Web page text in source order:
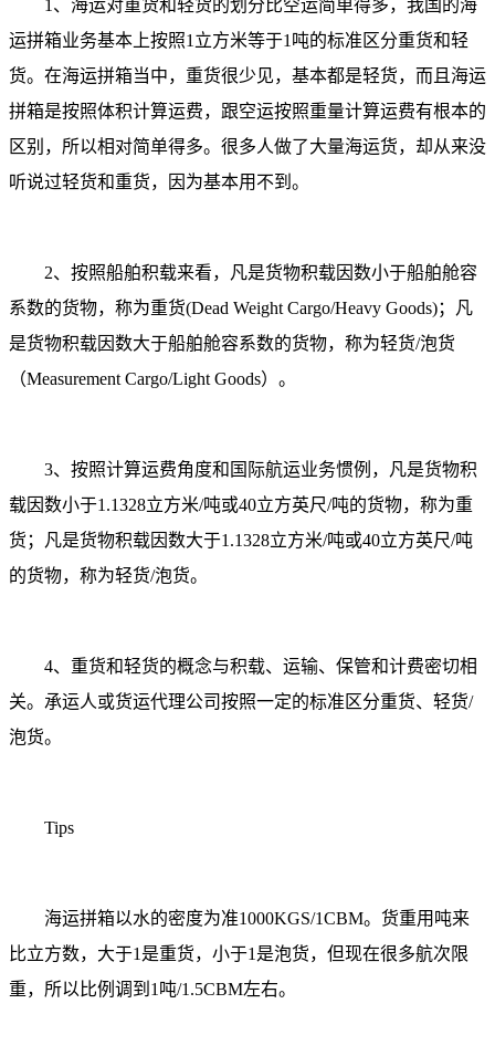
1、海运对重货和轻货的划分比空运简单得多，我国的海
运拼箱业务基本上按照1立方米等于1吨的标准区分重货和轻
货。在海运拼箱当中，重货很少见，基本都是轻货，而且海运
拼箱是按照体积计算运费，跟空运按照重量计算运费有根本的
区别，所以相对简单得多。很多人做了大量海运货，却从来没
听说过轻货和重货，因为基本用不到。
2、按照船舶积载来看，凡是货物积载因数小于船舶舱容
系数的货物，称为重货(Dead Weight Cargo/Heavy Goods)；凡
是货物积载因数大于船舶舱容系数的货物，称为轻货/泡货
（Measurement Cargo/Light Goods）。
3、按照计算运费角度和国际航运业务惯例，凡是货物积
载因数小于1.1328立方米/吨或40立方英尺/吨的货物，称为重
货；凡是货物积载因数大于1.1328立方米/吨或40立方英尺/吨
的货物，称为轻货/泡货。
4、重货和轻货的概念与积载、运输、保管和计费密切相
关。承运人或货运代理公司按照一定的标准区分重货、轻货/
泡货。
Tips
海运拼箱以水的密度为准1000KGS/1CBM。货重用吨来
比立方数，大于1是重货，小于1是泡货，但现在很多航次限
重，所以比例调到1吨/1.5CBM左右。